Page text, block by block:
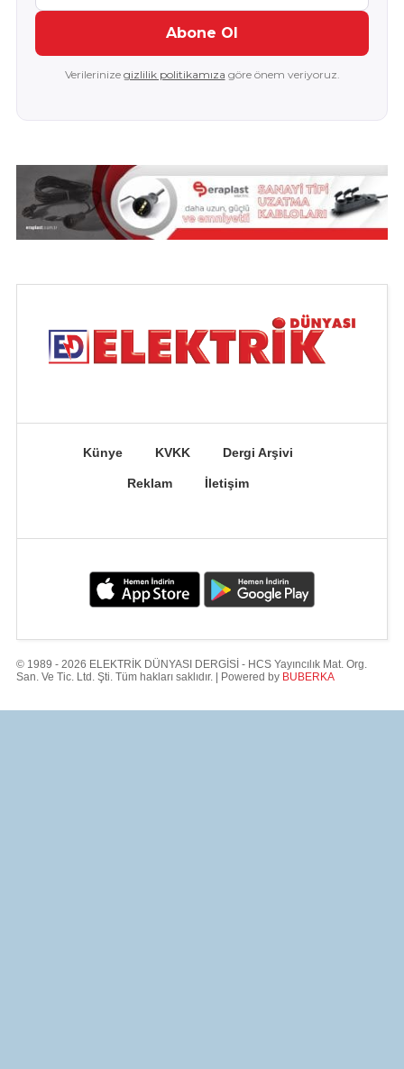
Abone Ol
Verilerinize gizlilik politikamıza göre önem veriyoruz.
Künye KVKK Dergi Arşivi
Reklam İletişim
© 1989 - 2026 ELEKTRİK DÜNYASI DERGİSİ - HCS Yayıncılık Mat. Org.
San. Ve Tic. Ltd. Şti. Tüm hakları saklıdır. | Powered by BUBERKA